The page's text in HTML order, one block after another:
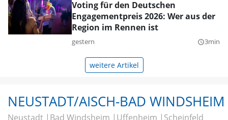
Voting für den Deutschen
Engagementpreis 2026: Wer aus der
Region im Rennen ist
gestern query_builder3min
weitere Artikel
NEUSTADT/AISCH-BAD WINDSHEIM
Neustadt Bad Windsheim Uffenheim Scheinfeld